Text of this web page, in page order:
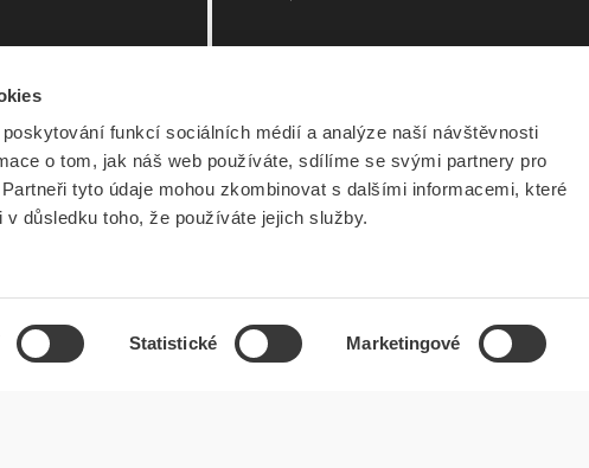
funkcí sociálních médií a analýze naší návštěvnosti
o tom, jak náš web používáte, sdílíme se svými partnery pro
tyto údaje mohou zkombinovat s dalšími informacemi, které
důsledku toho, že používáte jejich služby.
Statistické Marketingové